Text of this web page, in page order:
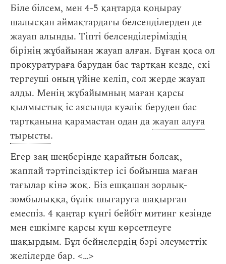
Біле білсем, мен 4-5 қаңтарда қоңырау
шалысқан аймақтардағы белсенділерден де
жауап алынды. Тіпті белсенділеріміздің
бірінің жұбайынан жауап алған. Бұған қоса ол
прокуратураға барудан бас тартқан кезде, екі
тергеуші оның үйіне келіп, сол жерде жауап
алды. Менің жұбайымның маған қарсы
қылмыстық іс аясында куәлік беруден бас
тартқанына қарамастан одан дажауап алуға
тырысты.
Егер заң шеңберінде қарайтын болсақ,
жаппай тәртіпсіздіктер ісі бойынша маған
тағылар кінә жоқ. Біз ешқашан зорлық-
зомбылыққа, бүлік шығаруға шақырған
емеспіз. 4 қаңтар күнгі бейбіт митинг кезінде
мен ешкімге қарсы күш көрсетпеуге
шақырдым. Бұл бейнелердің бәрі әлеуметтік
желілерде бар. < … >